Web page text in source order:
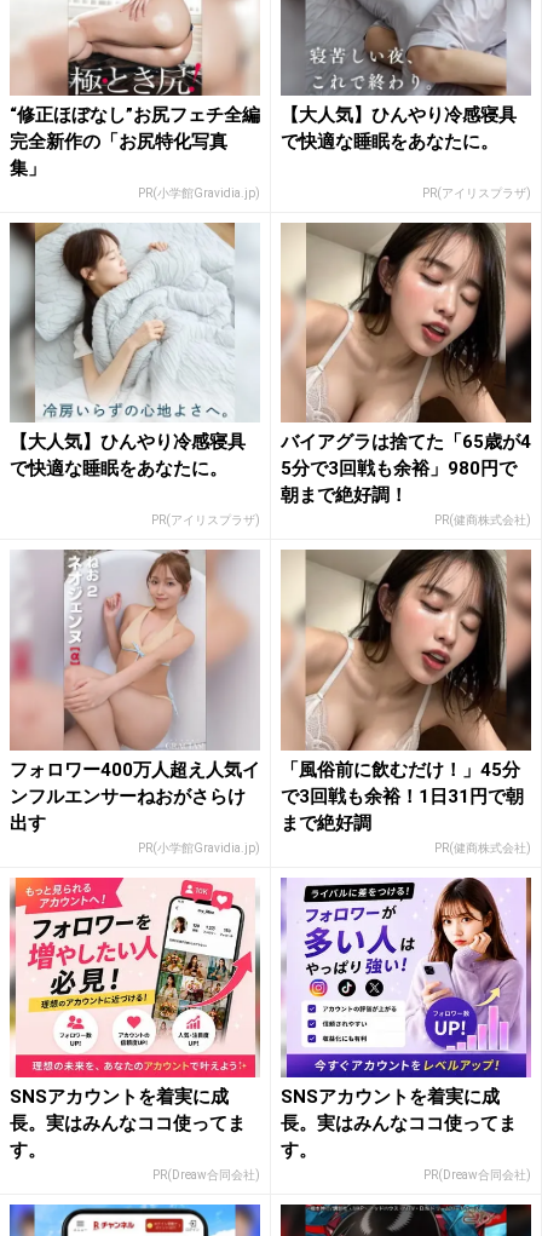
“修正ほぼなし”お尻フェチ全編
完全新作の「お尻特化写真
集」
PR(小学館Gravidia.jp)
【大人気】ひんやり冷感寝具
で快適な睡眠をあなたに。
PR(アイリスプラザ)
【大人気】ひんやり冷感寝具
で快適な睡眠をあなたに。
PR(アイリスプラザ)
バイアグラは捨てた「65歳が4
5分で3回戦も余裕」980円で
朝まで絶好調！
PR(健商株式会社)
フォロワー400万人超え人気イ
ンフルエンサーねおがさらけ
出す
PR(小学館Gravidia.jp)
「風俗前に飲むだけ！」45分
で3回戦も余裕！1日31円で朝
まで絶好調
PR(健商株式会社)
SNSアカウントを着実に成
長。実はみんなココ使ってま
す。
PR(Dreaw合同会社)
SNSアカウントを着実に成
長。実はみんなココ使ってま
す。
PR(Dreaw合同会社)